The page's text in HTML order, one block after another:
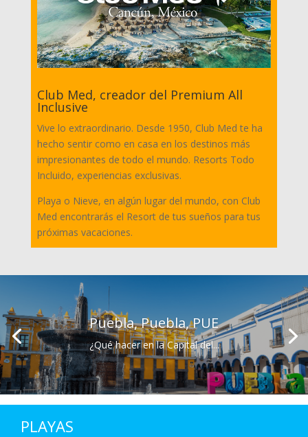
Club Med, creador del Premium All
Inclusive
Vive lo extraordinario. Desde 1950, Club Med te ha
hecho sentir como en casa en los destinos más
impresionantes de todo el mundo. Resorts Todo
Incluido, experiencias exclusivas.
Playa o Nieve, en algún lugar del mundo, con Club
Med encontrarás el Resort de tus sueños para tus
próximas vacaciones.
Puebla, Puebla, PUE
¿Qué hacer en la Capital del...
PLAYAS